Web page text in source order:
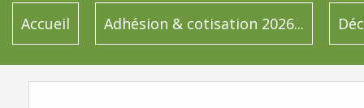
Accueil Adhésion & cotisation 2026...